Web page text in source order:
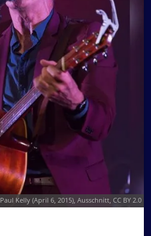
Paul Kelly (April 6, 2015), Ausschnitt, CC BY 2.0